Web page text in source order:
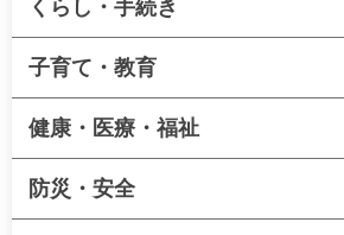
くらし・手続き
子育て・教育
健康・医療・福祉
防災・安全